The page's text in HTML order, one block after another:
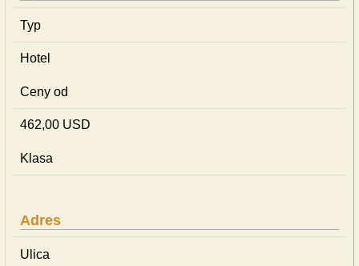
Typ
Hotel
Ceny od
462,00 USD
Klasa
Adres
Ulica